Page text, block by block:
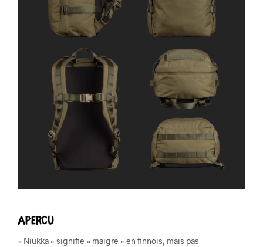
Aperçu
« Niukka » signifie « maigre » en finnois, mais pas